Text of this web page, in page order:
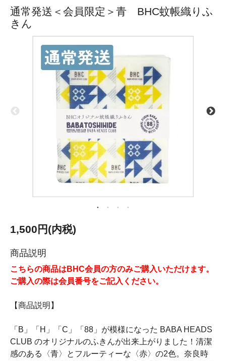
通常発送＜会員限定＞青 BHC蚊帳織りふ
きん
1,500円(内税)
商品説明
こちらの商品はBHC会員の方のみご購入いただけます。
ご購入の際は会員番号をご記入ください。
【商品説明】
「B」「H」「C」「88」が模様になった BABA HEADS
CLUB のオリジナルのふきんが出来上がりました！清潔
感のある〈青〉とフルーティーな〈赤〉の2色。奈良時